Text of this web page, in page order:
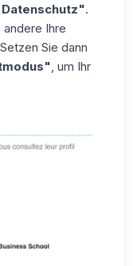
.
Ihre
Sie dann
, um Ihr